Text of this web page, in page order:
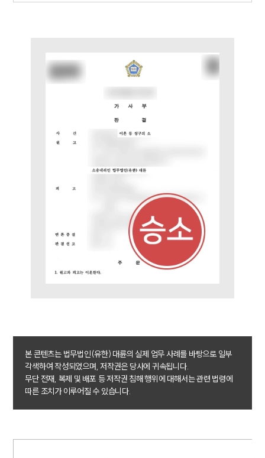
업무사례
이혼 주요 업무사례
이혼 법률정보
법률지식인
이혼소송·상담후기
업무분야
전체
이혼 양육비계산기
상간자위자료계산기
구성원 소개
언론보도
공지사항
법률 블로그
법률서식
본 콘텐츠는 법무법인(유한) 대륜의 실제 업무 사례를 바탕으로 일부
각색하여 작성되었으며, 저작권은 당사에 귀속됩니다.
무단 전재, 복제 및 배포 등 저작권 침해 행위에 대해서는 관련 법령에
따른 조치가 이루어질 수 있습니다.